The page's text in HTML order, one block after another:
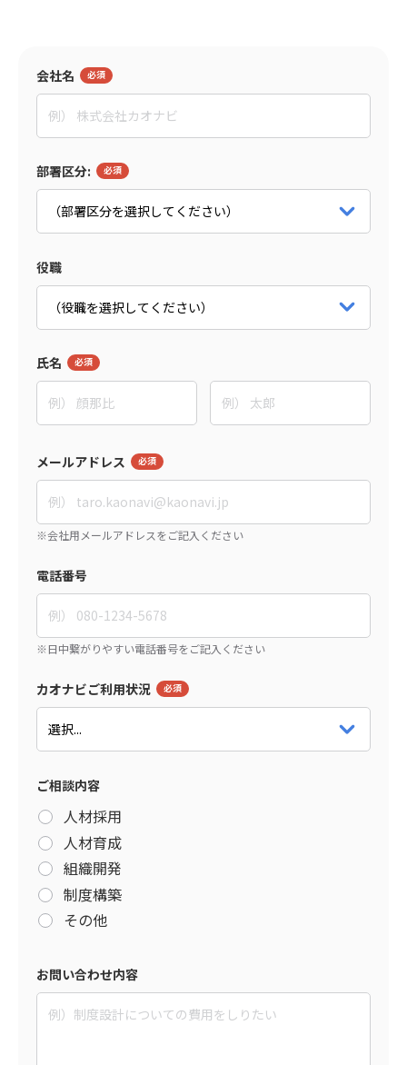
会社名
部署区分:
役職
氏名
メールアドレス
電話番号
カオナビご利用状況
ご相談内容
人材採用
人材育成
組織開発
制度構築
その他
お問い合わせ内容